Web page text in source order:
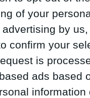
of your
by
confirm your
is
ads based